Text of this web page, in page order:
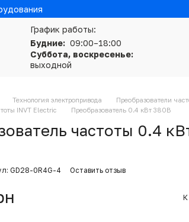
График работы:
Будние: 09:00–18:00
Суббота, воскресенье:
выходной
Технология электропривода
Преобразователи
INVT Electric
Преобразователь 0.4 кВт 380В
частоты 0.4
GD28-0R4G-4 Оставить отзыв
К